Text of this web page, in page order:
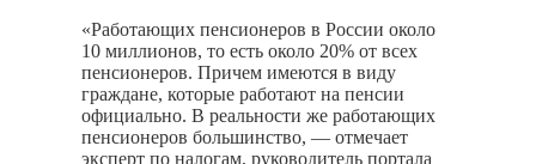
«Работающих пенсионеров в России около
10 миллионов, то есть около 20% от всех
пенсионеров. Причем имеются в виду
граждане, которые работают на пенсии
официально. В реальности же работающих
пенсионеров большинство, — отмечает
эксперт по налогам, руководитель портала